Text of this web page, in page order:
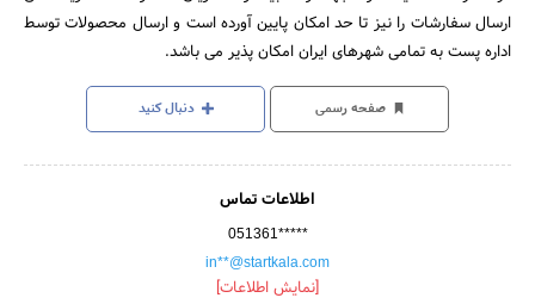
ارسال سفارشات را نیز تا حد امکان پایین آورده است و ارسال محصولات توسط
اداره پست به تمامی شهرهای ایران امکان پذیر می باشد.
صفحه رسمی دنبال کنید
اطلاعات تماس
051361*****
in**@startkala.com
[نمایش اطلاعات]